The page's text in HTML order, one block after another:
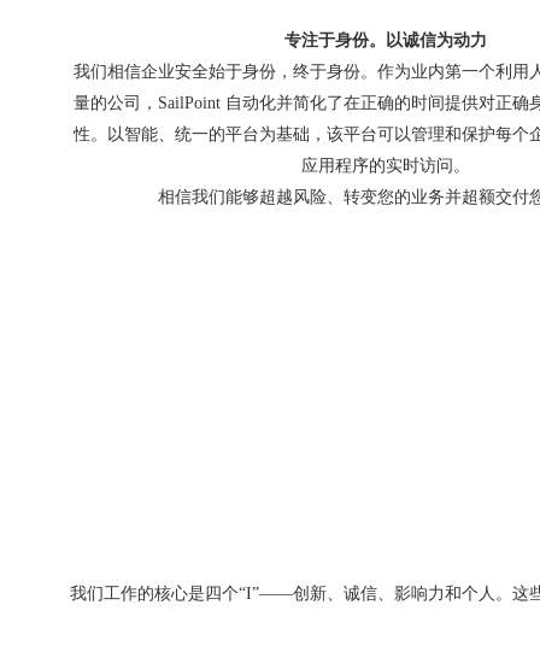
专注于身份。以诚信为动力
我们相信企业安全始于身份，终于身份。作为业内第一个利用
量的公司，SailPoint 自动化并简化了在正确的时间提供对正确
性。以智能、统一的平台为基础，该平台可以管理和保护每个
应用程序的实时访问。
相信我们能够超越风险、转变您的业务并超额交付
我们工作的核心是四个“I”——创新、诚信、影响力和个人。这